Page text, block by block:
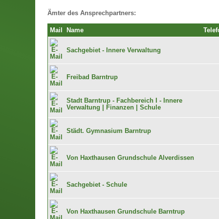
Ämter des Ansprechpartners:
Mail Name
Sachgebiet - Innere Verwaltung
Freibad Barntrup
Stadt Barntrup - Fachbereich I - Innere
Verwaltung | Finanzen | Schule
Städt. Gymnasium Barntrup
Von Haxthausen Grundschule Alverdissen
Sachgebiet - Schule
Von Haxthausen Grundschule Barntrup